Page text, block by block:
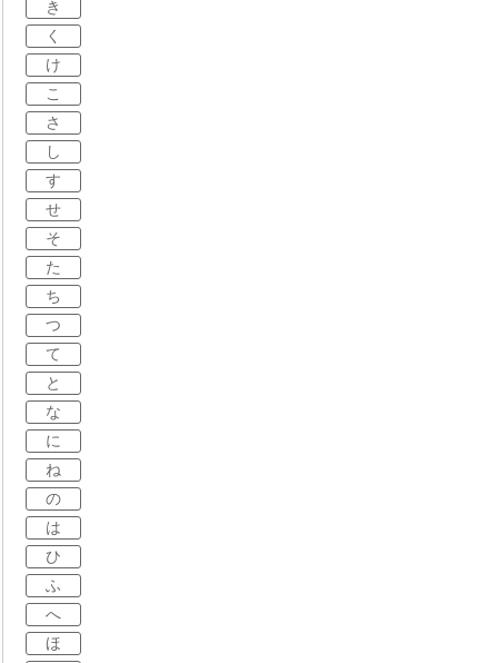
き
く
け
こ
さ
し
す
せ
そ
た
ち
つ
て
と
な
に
ね
の
は
ひ
ふ
へ
ほ